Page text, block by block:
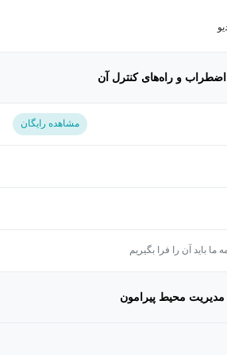
و راه‌های کنترل آن
مشاهده رایگان
باید آن را فرا بگیریم
محیط پیرامون